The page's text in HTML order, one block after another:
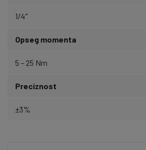
1/4"
Opseg momenta
5 – 25 Nm
Preciznost
±3%